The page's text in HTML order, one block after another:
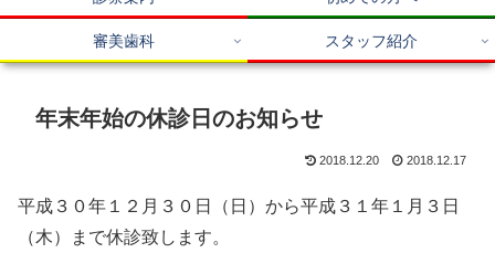
審美歯科 スタッフ紹介
年末年始の休診日のお知らせ
2018.12.20 2018.12.17
平成３０年１２月３０日（日）から平成３１年１月３日
（木）まで休診致します。